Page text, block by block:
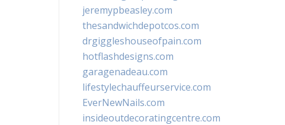
jeremypbeasley.com
thesandwichdepotcos.com
drgiggleshouseofpain.com
hotflashdesigns.com
garagenadeau.com
lifestylechauffeurservice.com
EverNewNails.com
insideoutdecoratingcentre.com